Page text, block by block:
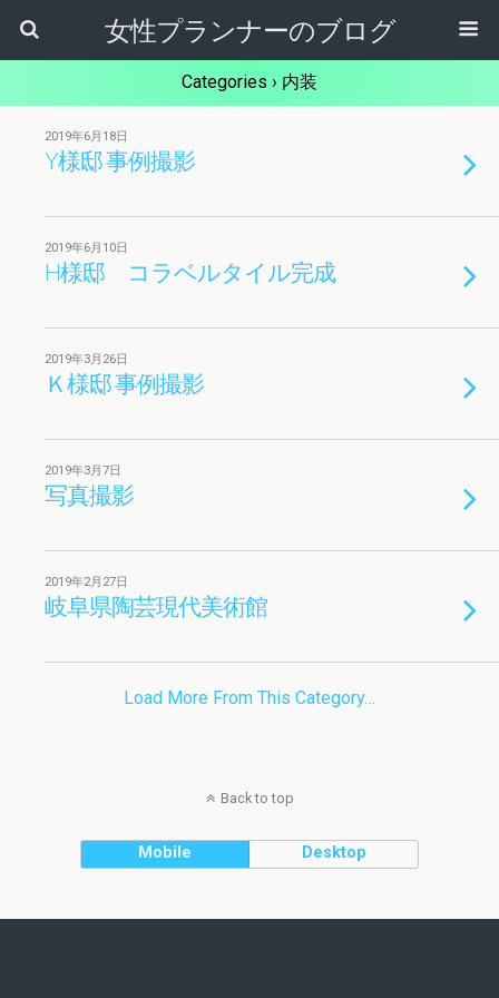
女性プランナーのブログ
Categories › 内装
2019年6月18日
Y様邸 事例撮影
2019年6月10日
H様邸 コラベルタイル完成
2019年3月26日
Ｋ様邸 事例撮影
2019年3月7日
写真撮影
2019年2月27日
岐阜県陶芸現代美術館
Load More From This Category…
Back to top
Mobile Desktop